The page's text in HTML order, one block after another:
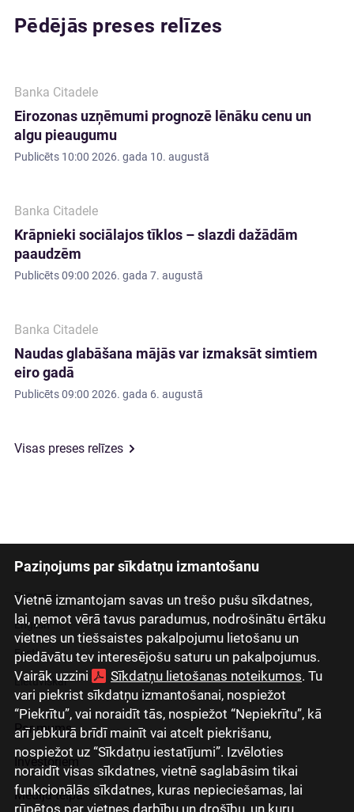
Paziņojums par sīkdatņu izmantošanu
Vietnē izmantojam savas un trešo pušu sīkdatnes,
lai, ņemot vērā tavus paradumus, nodrošinātu ērtāku
vietnes un tiešsaistes pakalpojumu lietošanu un
piedāvātu tev interesējošu saturu un pakalpojumus.
Vairāk uzzini
Sīkdatņu lietošanas noteikumos. Tu
vari piekrist sīkdatņu izmantošanai, nospiežot
“Piekrītu”, vai noraidīt tās, nospiežot “Nepiekrītu”, kā
arī jebkurā brīdī mainīt vai atcelt piekrišanu,
nospiežot uz “Sīkdatņu iestatījumi”. Izvēloties
noraidīt visas sīkdatnes, vietnē saglabāsim tikai
funkcionālās sīkdatnes, kuras nepieciešamas, lai
rūpētos par vietnes darbību un drošību, un kuru
Pēdējās preses relīzes
Banka Citadele
Eirozonas uzņēmumi prognozē lēnāku cenu un
algu pieaugumu
Publicēts 10:00 2026. gada 10. augustā
Banka Citadele
Krāpnieki sociālajos tīklos – slazdi dažādām
paaudzēm
Publicēts09:00 2026. gada 7. augustā
Banka Citadele
Naudas glabāšana mājās var izmaksāt simtiem
eiro gadā
Publicēts09:00 2026. gada 6. augustā
Visas preses relīzes
Latviski
Русский
English
Eesti
Lietuviškai
Par mums
Investoriem
Mediju telpa